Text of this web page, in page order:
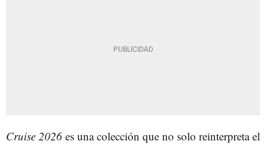
Cruise 2026 es una colección que no solo reinterpreta el